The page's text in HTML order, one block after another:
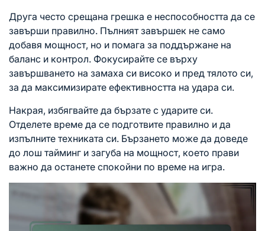
Друга често срещана грешка е неспособността да се
завърши правилно. Пълният завършек не само
добавя мощност, но и помага за поддържане на
баланс и контрол. Фокусирайте се върху
завършването на замаха си високо и пред тялото си,
за да максимизирате ефективността на удара си.
Накрая, избягвайте да бързате с ударите си.
Отделете време да се подготвите правилно и да
изпълните техниката си. Бързането може да доведе
до лош тайминг и загуба на мощност, което прави
важно да останете спокойни по време на игра.